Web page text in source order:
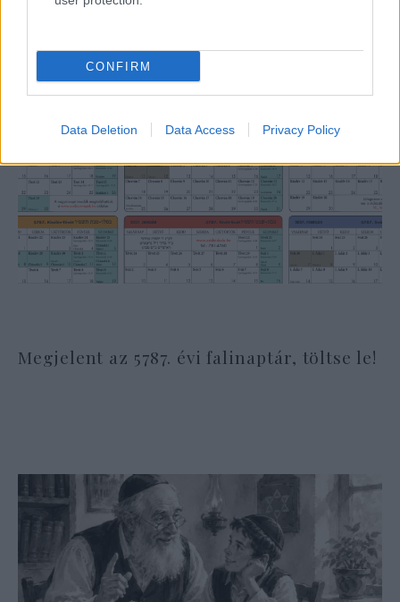
CONFIRM
Data Deletion Data Access Privacy Policy
Megjelent az 5787. évi falinaptár, töltse le!